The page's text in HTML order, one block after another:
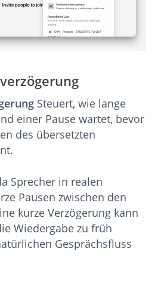
Steuert, wie lange
einer Pause wartet, bevor
des übersetzten
Sprecher in realen
Pausen zwischen den
kurze Verzögerung kann
Wiedergabe zu früh
Gesprächsfluss